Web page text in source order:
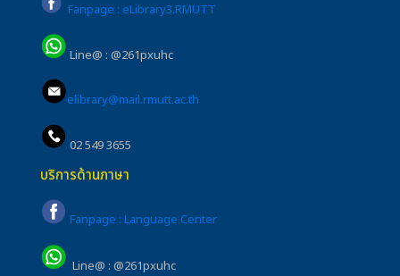
Fanpage : eLibrary3.RMUTT
Line@ : @261pxuhc
elibrary@mail.rmutt.ac.th
02 549 3655
บริการด้านภาษา
Fanpage : Language Center
Line@ : @261pxuhc